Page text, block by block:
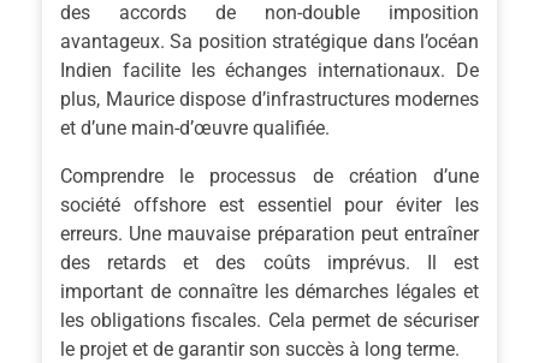
des accords de non-double imposition
avantageux. Sa position stratégique dans l’océan
Indien facilite les échanges internationaux. De
plus, Maurice dispose d’infrastructures modernes
et d’une main-d’œuvre qualifiée.
Comprendre le processus de création d’une
société offshore est essentiel pour éviter les
erreurs. Une mauvaise préparation peut entraîner
des retards et des coûts imprévus. Il est
important de connaître les démarches légales et
les obligations fiscales. Cela permet de sécuriser
le projet et de garantir son succès à long terme.